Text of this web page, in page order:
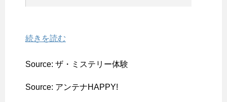
続きを読む
Source: ザ・ミステリー体験
Source: アンテナHAPPY!